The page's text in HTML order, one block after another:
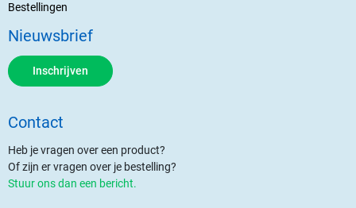
Bestellingen
Nieuwsbrief
Inschrijven
Contact
Heb je vragen over een product?
Of zijn er vragen over je bestelling?
Stuur ons dan een bericht.